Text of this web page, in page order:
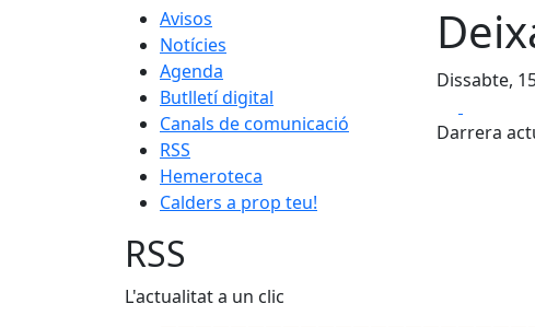
Avisos
Notícies
Agenda
Butlletí digital
Canals de comunicació
RSS
Hemeroteca
Calders a prop teu!
Dissabte,
Darrera
RSS
L'actualitat a un clic